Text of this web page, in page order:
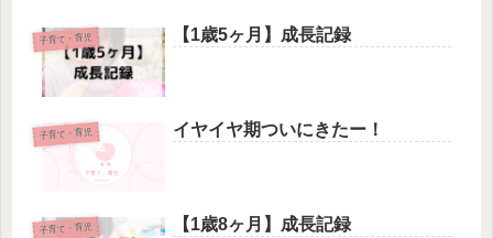
子育て・育児 【1歳5ヶ月】成長記録
子育て・育児 イヤイヤ期ついにきたー！
子育て・育児 【1歳8ヶ月】成長記録